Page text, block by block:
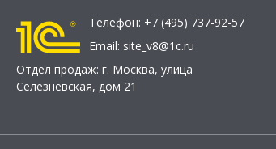
Телефон: +7 (495) 737-92-57
Email: site_v8@1c.ru
Отдел продаж: г. Москва, улица
Селезнёвская, дом 21